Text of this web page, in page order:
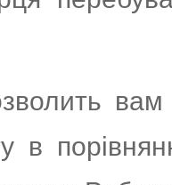
в